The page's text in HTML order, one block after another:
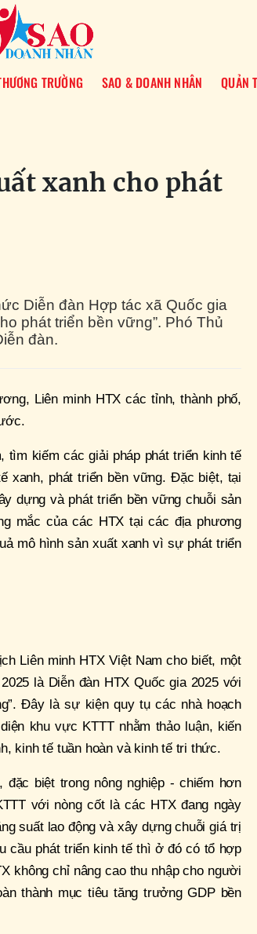
TRƯỜNG SAO & DOANH NHÂN QUẢN
xanh cho phát
Diễn đàn Hợp tác xã Quốc gia
phát triển bền vững”. Phó Thủ
đàn.
Liên minh HTX các tỉnh, thành phố,
tìm kiếm các giải pháp phát triển kinh tế
xanh, phát triển bền vững. Đặc biệt, tại
dựng và phát triển bền vững chuỗi sản
mắc của các HTX tại các địa phương
mô hình sản xuất xanh vì sự phát triển
Liên minh HTX Việt Nam cho biết, một
là Diễn đàn HTX Quốc gia 2025 với
Đây là sự kiện quy tụ các nhà hoạch
khu vực KTTT nhằm thảo luận, kiến
kinh tế tuần hoàn và kinh tế tri thức.
biệt trong nông nghiệp - chiếm hơn
với nòng cốt là các HTX đang ngày
suất lao động và xây dựng chuỗi giá trị
cầu phát triển kinh tế thì ở đó có tổ hợp
không chỉ nâng cao thu nhập cho người
thành mục tiêu tăng trưởng GDP bền